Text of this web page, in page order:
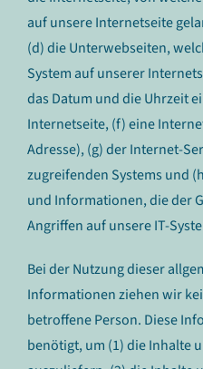
auf unsere Internetseite
(d) die Unterwebseiten,
System auf unserer
das Datum und die Uhrzeit
Internetseite, (f) eine
Adresse), (g) der Internet-
zugreifenden Systems und
und Informationen, die der
Angriffen auf unsere IT-
Bei der Nutzung dieser
Informationen ziehen wir
betroffene Person. Diese
benötigt, um (1) die Inhalte